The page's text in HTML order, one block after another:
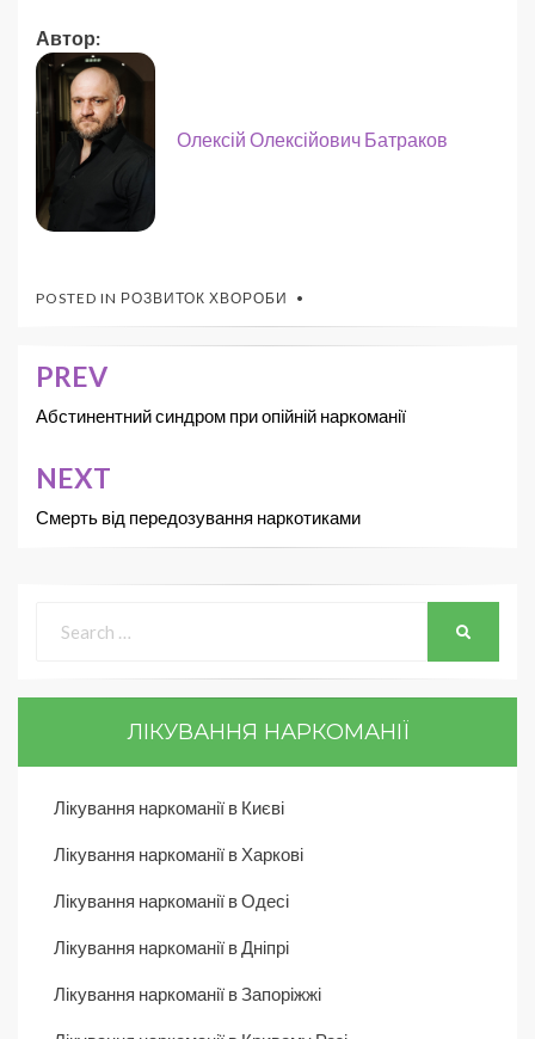
Автор:
Олексій Олексійович Батраков
POSTED IN РОЗВИТОК ХВОРОБИ
PREV
Абстинентний синдром при опійній наркоманії
NEXT
Смерть від передозування наркотиками
ЛІКУВАННЯ НАРКОМАНІЇ
Лікування наркоманії в Києві
Лікування наркоманії в Харкові
Лікування наркоманії в Одесі
Лікування наркоманії в Дніпрі
Лікування наркоманії в Запоріжжі